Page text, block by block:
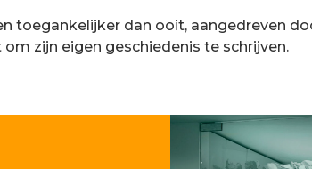
toegankelijker dan ooit, aangedreven
zijn eigen geschiedenis te schrijven.